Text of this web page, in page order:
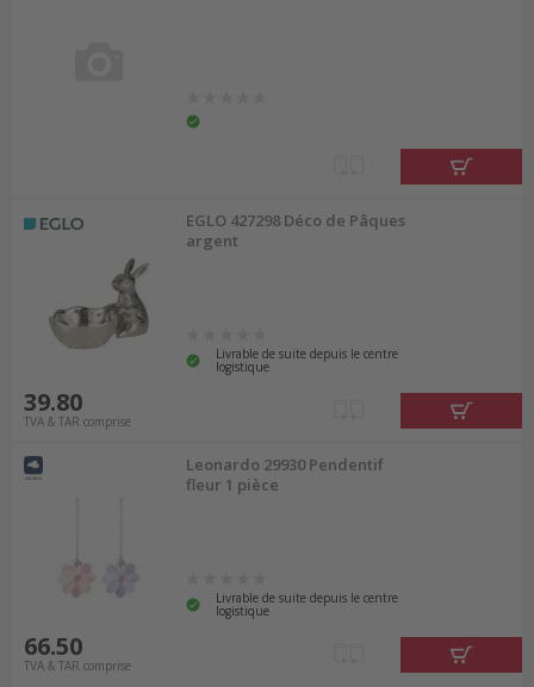
EGLO 427298 Déco de Pâques
argent
Livrable de suite depuis le centre
logistique
39.80
TVA & TAR comprise
Leonardo 29930 Pendentif
fleur 1 pièce
Livrable de suite depuis le centre
logistique
66.50
TVA & TAR comprise